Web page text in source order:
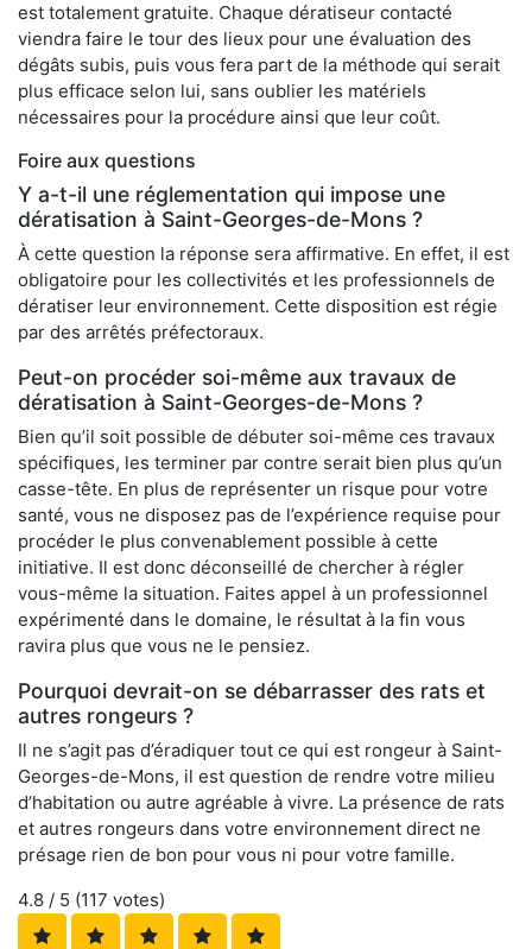
est totalement gratuite. Chaque dératiseur contacté
viendra faire le tour des lieux pour une évaluation des
dégâts subis, puis vous fera part de la méthode qui serait
plus efficace selon lui, sans oublier les matériels
nécessaires pour la procédure ainsi que leur coût.
Foire aux questions
Y a-t-il une réglementation qui impose une
dératisation à Saint-Georges-de-Mons ?
À cette question la réponse sera affirmative. En effet, il est
obligatoire pour les collectivités et les professionnels de
dératiser leur environnement. Cette disposition est régie
par des arrêtés préfectoraux.
Peut-on procéder soi-même aux travaux de
dératisation à Saint-Georges-de-Mons ?
Bien qu’il soit possible de débuter soi-même ces travaux
spécifiques, les terminer par contre serait bien plus qu’un
casse-tête. En plus de représenter un risque pour votre
santé, vous ne disposez pas de l’expérience requise pour
procéder le plus convenablement possible à cette
initiative. Il est donc déconseillé de chercher à régler
vous-même la situation. Faites appel à un professionnel
expérimenté dans le domaine, le résultat à la fin vous
ravira plus que vous ne le pensiez.
Pourquoi devrait-on se débarrasser des rats et
autres rongeurs ?
Il ne s’agit pas d’éradiquer tout ce qui est rongeur à Saint-
Georges-de-Mons, il est question de rendre votre milieu
d’habitation ou autre agréable à vivre. La présence de rats
et autres rongeurs dans votre environnement direct ne
présage rien de bon pour vous ni pour votre famille.
4.8 / 5 (117 votes)